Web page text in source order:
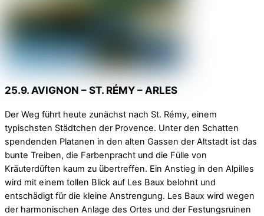
25.9. AVIGNON – ST. RÉMY – ARLES
Der Weg führt heute zunächst nach St. Rémy, einem
typischsten Städtchen der Provence. Unter den Schatten
spendenden Platanen in den alten Gassen der Altstadt ist das
bunte Treiben, die Farbenpracht und die Fülle von
Kräuterdüften kaum zu übertreffen. Ein Anstieg in den Alpilles
wird mit einem tollen Blick auf Les Baux belohnt und
entschädigt für die kleine Anstrengung. Les Baux wird wegen
der harmonischen Anlage des Ortes und der Festungsruinen